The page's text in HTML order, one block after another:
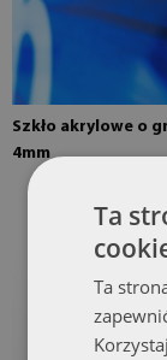
Szkło akrylowe o
4mm
Ta
Ta